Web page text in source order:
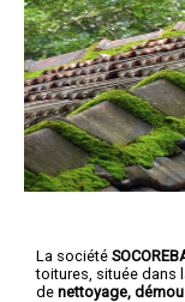
La société
toitures, située dans
de nettoyage,